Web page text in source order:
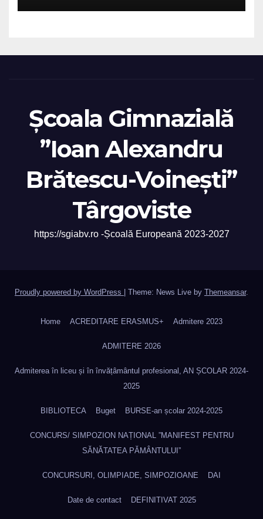
Școala Gimnazială
”Ioan Alexandru
Brătescu-Voinești”
Târgoviste
https://sgiabv.ro -Școală Europeană 2023-2027
Proudly powered by WordPress Theme: News Live by Themeansar.
Home ACREDITARE ERASMUS+ Admitere 2023
ADMITERE 2026
Admiterea în liceu și în învățâmântul profesional, AN ȘCOLAR 2024-
2025
BIBLIOTECA Buget BURSE-an școlar 2024-2025
CONCURS/ SIMPOZION NAȚIONAL ”MANIFEST PENTRU
SĂNĂTATEA PĂMÂNTULUI”
CONCURSURI, OLIMPIADE, SIMPOZIOANE DAI
Date de contact DEFINITIVAT 2025